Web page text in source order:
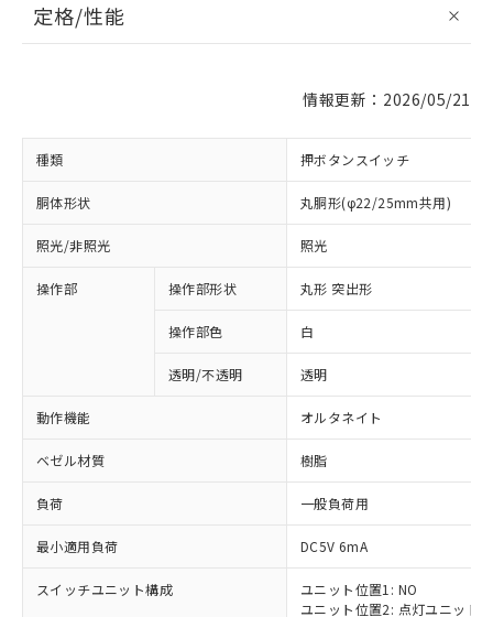
定格/性能
情報更新：2026/05/21
種類 押ボタンスイッチ
胴体形状 丸胴形(φ22/25mm共用)
照光/非照光 照光
操作部 操作部形状 丸形 突出形
操作部色 白
透明/不透明 透明
動作機能 オルタネイト
ベゼル材質 樹脂
負荷 一般負荷用
最小適用負荷 DC5V 6mA
スイッチユニット構成
ユニット位置1: NO
ユニット位置2: 点灯ユニット